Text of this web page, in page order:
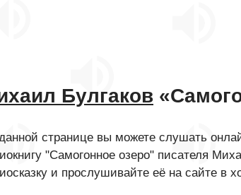
Булгаков
странице вы можете слушать
"Самогонное озеро" писателя
и прослушивайте её на сайте в